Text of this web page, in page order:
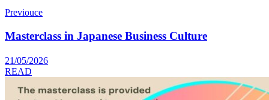
Previouce
Masterclass in Japanese Business Culture
21/05/2026
READ